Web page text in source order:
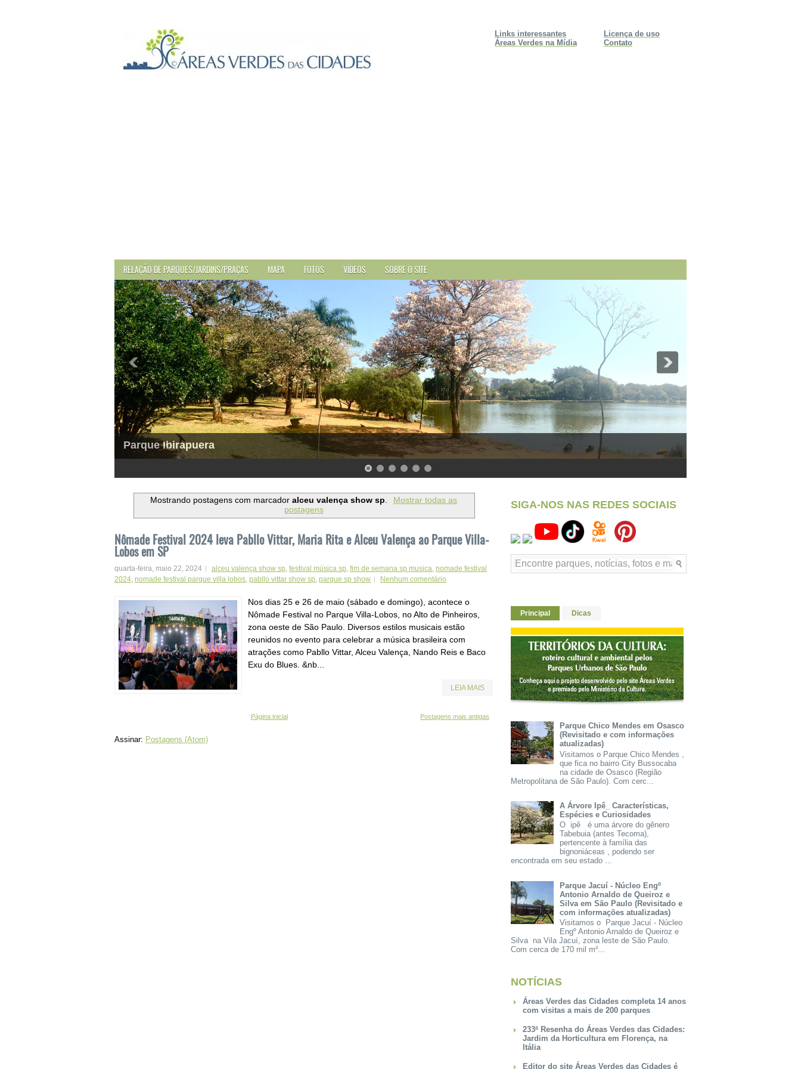
Licença de uso
Contato
Links interessantes
Áreas Verdes na Mídia
RELAÇÃO DE PARQUES/JARDINS/PRAÇAS MAPA FOTOS VÍDEOS SOBRE O SITE
Parque Ibirapuera
Mostrando postagens com marcadoralceu valença show sp.
Mostrar todas as
postagens
Nômade Festival 2024 leva Pabllo Vittar, Maria Rita e Alceu Valença ao Parque Villa-
Lobos em SP
quarta-feira, maio 22, 2024 alceu valença show sp festival música sp fim de semana sp musica nomade festival
2024 nomade festival parque villa lobos pabllo vittar show sp parque sp show Nenhum comentário
Nos dias 25 e 26 de maio (sábado e domingo), acontece o
Nômade Festival no Parque Villa-Lobos, no Alto de Pinheiros,
zona oeste de São Paulo. Diversos estilos musicais estão
reunidos no evento para celebrar a música brasileira com
atrações como Pabllo Vittar, Alceu Valença, Nando Reis e Baco
Exu do Blues. &nb...
LEIA MAIS
Postagens mais antigas
Página inicial
Assinar: Postagens (Atom)
SIGA-NOS NAS REDES SOCIAIS
Principal Dicas
Parque Chico Mendes em Osasco
(Revisitado e com informações
atualizadas)
Visitamos o Parque Chico Mendes ,
que fica no bairro City Bussocaba
na cidade de Osasco (Região
Metropolitana de São Paulo). Com cerc...
A Árvore Ipê_ Características,
Espécies e Curiosidades
O ipê é uma árvore do gênero
Tabebuia (antes Tecoma),
pertencente à família das
bignoniáceas , podendo ser
encontrada em seu estado ...
Parque Jacuí - Núcleo Engº
Antonio Arnaldo de Queiroz e
Silva em São Paulo (Revisitado e
com informações atualizadas)
Visitamos o Parque Jacuí - Núcleo
Engº Antonio Arnaldo de Queiroz e
Silva na Vila Jacuí, zona leste de São Paulo.
Com cerca de 170 mil m²...
NOTÍCIAS
Áreas Verdes das Cidades completa 14 anos
com visitas a mais de 200 parques
233ª Resenha do Áreas Verdes das Cidades:
Jardim da Horticultura em Florença, na
Itália
Editor do site Áreas Verdes das Cidades é